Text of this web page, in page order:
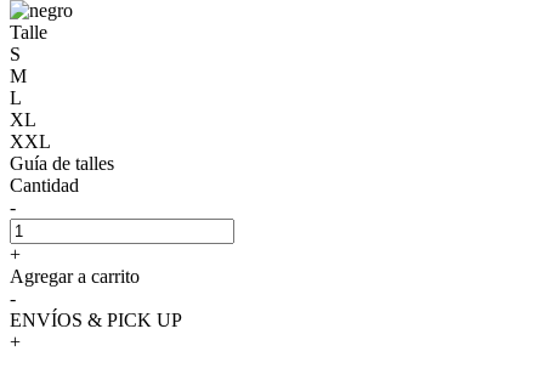
Talle
S
M
L
XL
XXL
Guía de talles
Cantidad
-
+
Agregar a carrito
-
ENVÍOS & PICK UP
+